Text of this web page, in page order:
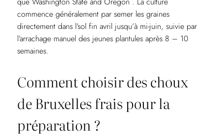
commence généralement par semer les graines
directement dans l’sol fin avril jusqu’à mi-juin, suivie par
l’arrachage manuel des jeunes plantules après 8 – 10
semaines.
Comment choisir des choux
de Bruxelles frais pour la
préparation ?